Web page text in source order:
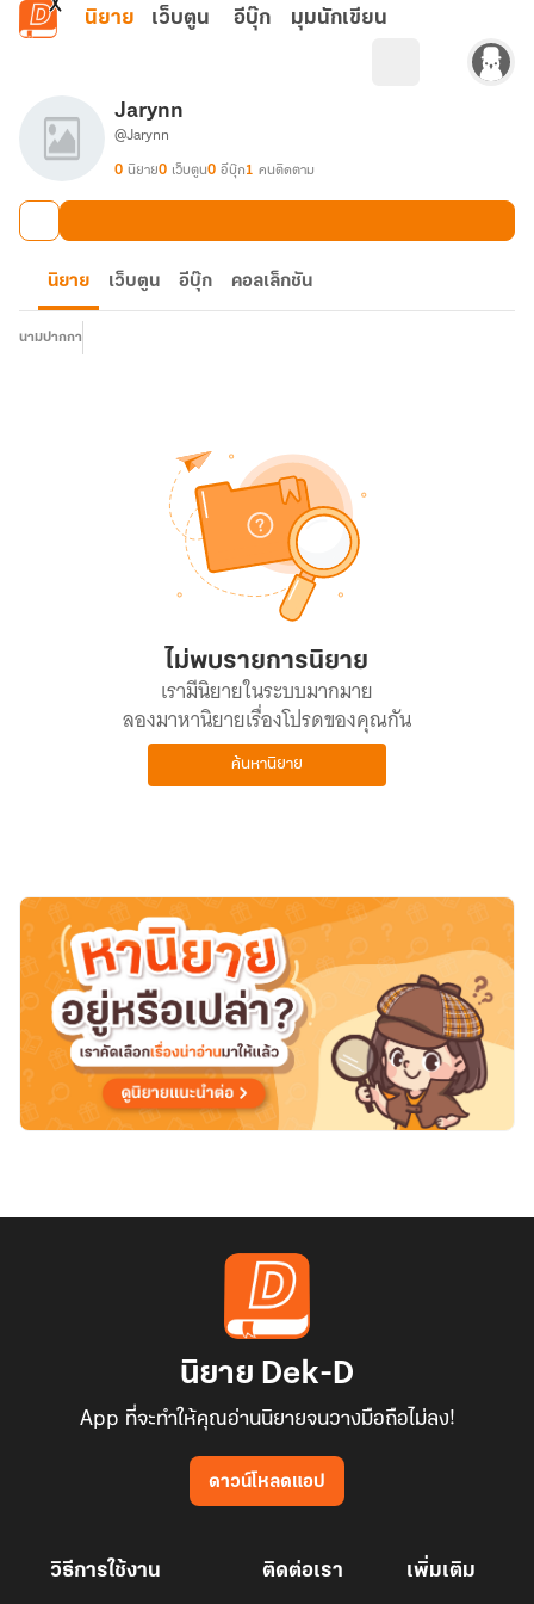
ข้ามไปยังเนื้อหาหลัก
นิยาย เว็บตูน อีบุ๊ก มุมนักเขียน
Jarynn
@Jarynn
0 นิยาย0 เว็บตูน0 อีบุ๊ก1 คนติดตาม
นิยาย เว็บตูน อีบุ๊ก คอลเล็กชัน
นามปากกา
ไม่พบรายการนิยาย
เรามีนิยายในระบบมากมาย
ลองมาหานิยายเรื่องโปรดของคุณกัน
ค้นหานิยาย
นิยาย Dek-D
App ที่จะทำให้คุณอ่านนิยายจนวางมือถือไม่ลง!
ดาวน์โหลดแอป
วิธีการใช้งาน ติดต่อเรา เพิ่มเติม